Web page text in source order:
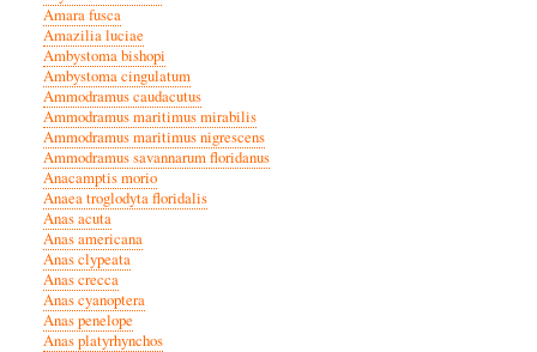
Amara fusca
Amazilia luciae
Ambystoma bishopi
Ambystoma cingulatum
Ammodramus caudacutus
Ammodramus maritimus mirabilis
Ammodramus maritimus nigrescens
Ammodramus savannarum floridanus
Anacamptis morio
Anaea troglodyta floridalis
Anas acuta
Anas americana
Anas clypeata
Anas crecca
Anas cyanoptera
Anas penelope
Anas platyrhynchos